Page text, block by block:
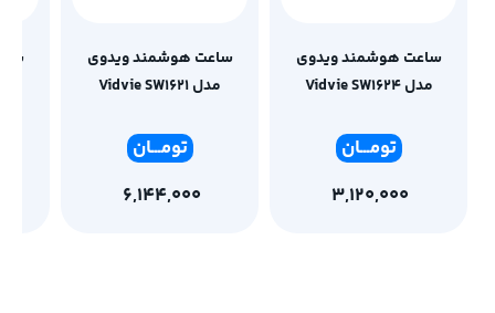
ساعت هوشمند ویدوی
مدل Vidvie SW1624
تومـــان
3,120,000
ساعت هوشمند ویدوی
مدل Vidvie SW1621
تومـــان
6,144,000